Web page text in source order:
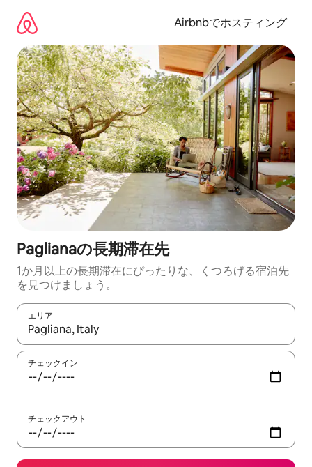
Airbnbでホスティング
Paglianaの長期滞在先
1か月以上の長期滞在にぴったりな、くつろげる宿泊先
を見つけましょう。
エリア
検索結果が表示されたら、上下の矢印キーを使って移動するか
チェックイン
チェックアウト